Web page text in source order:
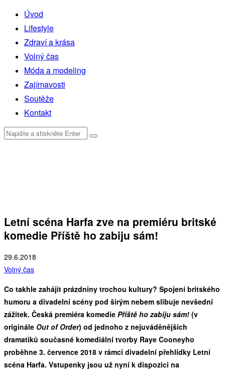
Úvod
Lifestyle
Zdraví a krása
Volný čas
Móda a modeling
Zajímavosti
Soutěže
Kontakt
Letní scéna Harfa zve na premiéru britské
komedie Příště ho zabiju sám!
29.6.2018
Volný čas
Co takhle zahájit prázdniny trochou kultury? Spojení britského
humoru a divadelní scény pod širým nebem slibuje nevšední
zážitek. Česká premiéra komedie Příště ho zabiju sám! (v
originále Out of Order) od jednoho z nejuváděnějších
dramatiků současné komediální tvorby Raye Cooneyho
proběhne 3. července 2018 v rámci divadelní přehlídky Letní
scéna Harfa. Vstupenky jsou už nyní k dispozici na